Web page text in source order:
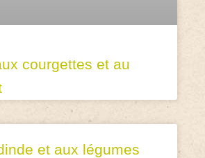
courgettes et au
et aux légumes